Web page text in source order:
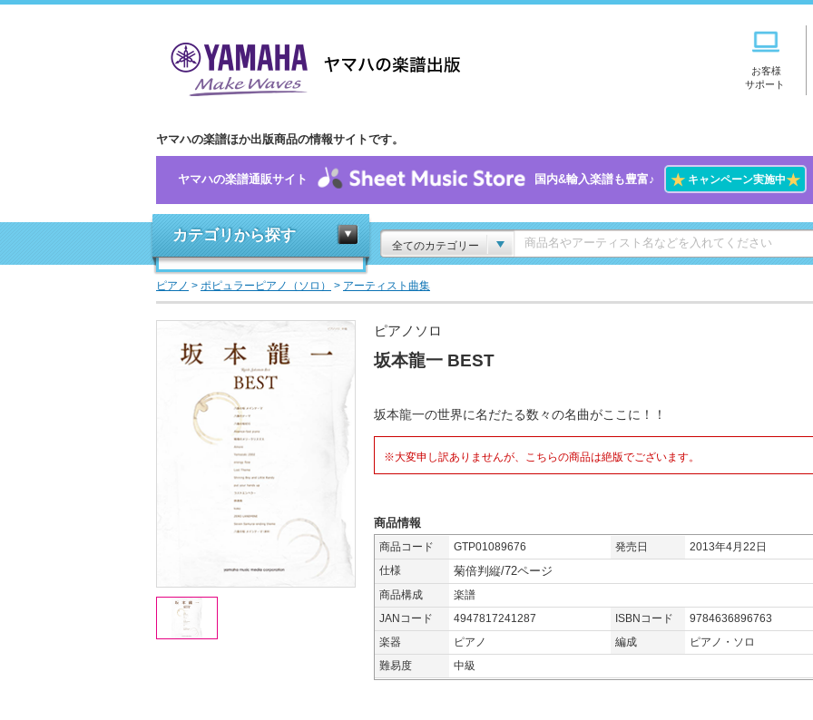
お客様
サポート
ヤマハの楽譜ほか出版商品の情報サイトです。
ヤマハの楽譜通販サイト 国内&輸入楽譜も豊富♪ ★キャンペーン実施中★
カテゴリから探す
全てのカテゴリー
ピアノ > ポピュラーピアノ（ソロ） > アーティスト曲集
ピアノソロ
坂本龍一 BEST
坂本龍一の世界に名だたる数々の名曲がここに！！
※大変申し訳ありませんが、こちらの商品は絶版でございます。
商品情報
商品コード GTP01089676 発売日
2013年4月22日
仕様
菊倍判縦/72ページ
商品構成
楽譜
JANコード
4947817241287 ISBNコード
9784636896763
楽器
ピアノ 編成
ピアノ・ソロ
難易度
中級